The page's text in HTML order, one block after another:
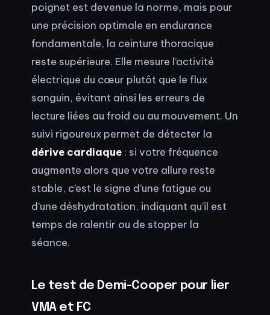
poignet est devenue la norme, mais pour
une précision optimale en endurance
fondamentale, la ceinture thoracique
reste supérieure. Elle mesure l’activité
électrique du cœur plutôt que le flux
sanguin, évitant ainsi les erreurs de
lecture liées au froid ou au mouvement. Un
suivi rigoureux permet de détecter la
dérive cardiaque : si votre fréquence
augmente alors que votre allure reste
stable, c’est le signe d’une fatigue ou
d’une déshydratation, indiquant qu’il est
temps de ralentir ou de stopper la
séance.
Le test de Demi-Cooper pour lier
VMA et FC